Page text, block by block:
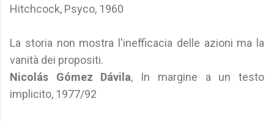
Hitchcock, Psyco, 1960
La storia non mostra l'inefficacia delle azioni ma la
vanità dei propositi.
Nicolás Gómez Dávila, In margine a un testo
implicito, 1977/92